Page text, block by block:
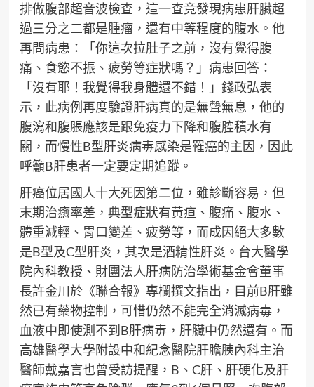
排做腹部超音波檢查，這一查竟發現病患肝臟超
過三分之二都是腫瘤，還有中等程度的腹水。他
再問病患：「你這次拉肚子之前，沒有覺得腹
痛、食慾不振、疲勞等症狀嗎？」病患回答：
「沒有耶！我覺得我身體還不錯！」錢政弘表
示，此病例再度驗證肝病真的是無聲無息，他的
腹瀉和腹脹應該是跟免疫力下降和腹腔積水有
關，而慢性B型肝炎病毒感染是罹癌的主因，因此
呼籲B肝患者一定要定期追蹤。
肝癌位居國人十大死因第二位，雖診斷容易，但
末期治癒率差，典型症狀有黃疸、腹痛、腹水、
體重減輕、胃口變差、疲勞等，而成因絕大多數
是B型及C型肝炎，其次是酒精性肝炎。台大醫學
院內科教授、財團法人肝病防治學術基金會董事
長許金川於《聯合報》專欄撰文指出，目前B肝雖
然已有藥物控制，可惜仍然不能完全消滅病毒，
血液中即使測不到B肝病毒，肝臟中仍然還有。而
高雄醫學大學附設中和紀念醫院肝膽胰內科主治
醫師戴嘉言也曾受訪提醒，B、C肝、肝硬化及肝